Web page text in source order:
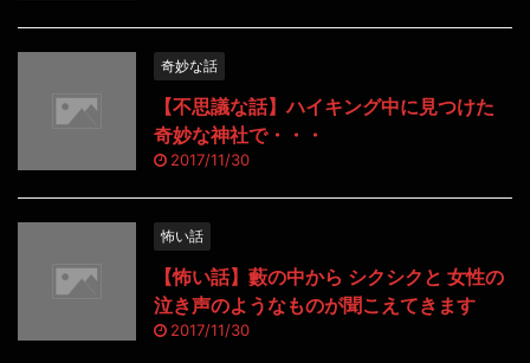
奇妙な話
【不思議な話】ハイキング中に見つけた
奇妙な神社で・・・
2017/11/30
怖い話
【怖い話】藪の中から シクシクと 女性の
泣き声のようなものが聞こえてきます
2017/11/30